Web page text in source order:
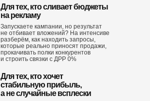
Для тех, кто хочет
стабильную прибыль,
а не случайные всплески
Для тех, кто сливает бюджеты
на рекламу
Запускаете кампании, но результат
не отбивает вложений? На интенсиве
разберём, как находить запросы,
которые реально приносят продажи,
прокачивать полки конкурентов
и строить связки с ДРР 0%